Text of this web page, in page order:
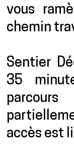
vous
chemin
Sentier
35
accès est